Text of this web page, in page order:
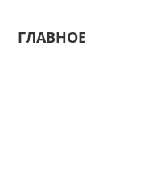
ГЛАВНОЕ